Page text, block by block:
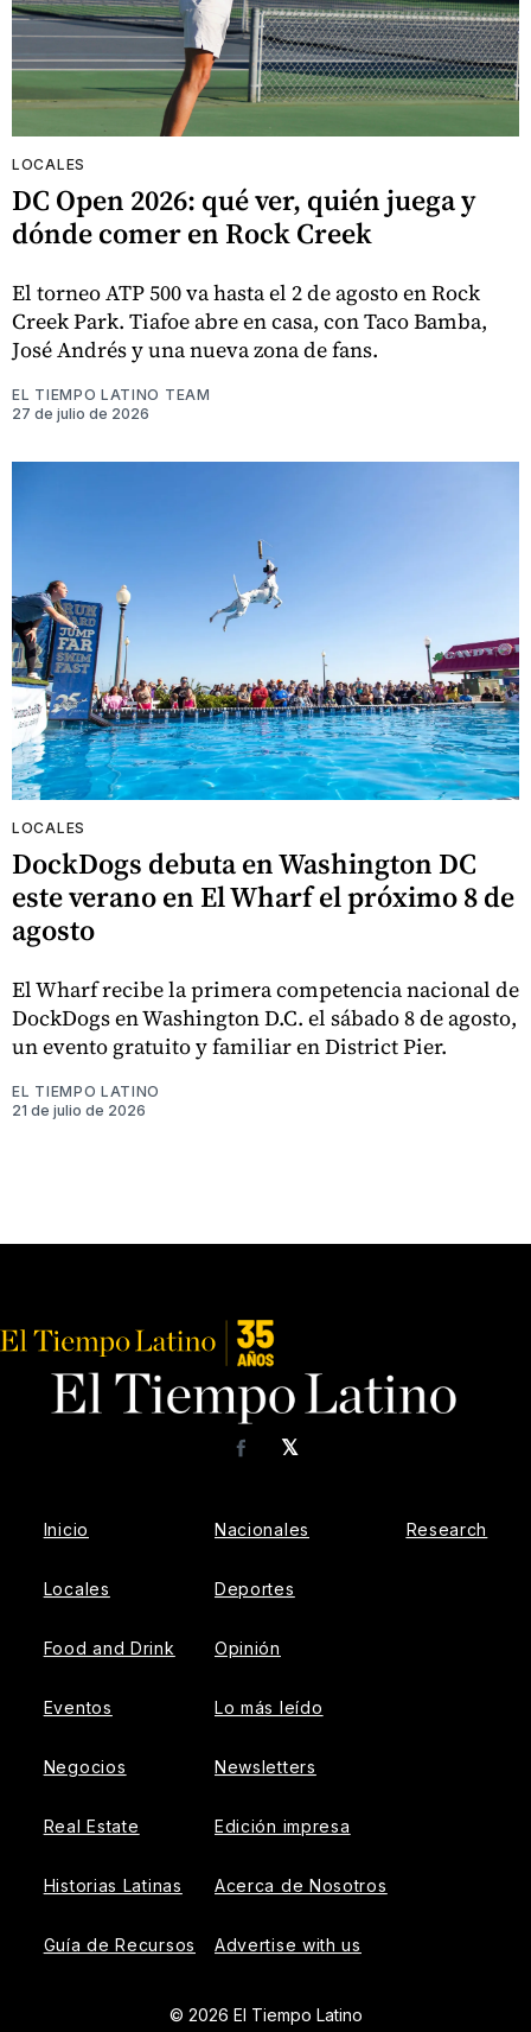
LOCALES
DC Open 2026: qué ver, quién juega y
dónde comer en Rock Creek
El torneo ATP 500 va hasta el 2 de agosto en Rock
Creek Park. Tiafoe abre en casa, con Taco Bamba,
José Andrés y una nueva zona de fans.
EL TIEMPO LATINO TEAM
27 de julio de 2026
LOCALES
DockDogs debuta en Washington DC
este verano en El Wharf el próximo 8 de
agosto
El Wharf recibe la primera competencia nacional de
DockDogs en Washington D.C. el sábado 8 de agosto,
un evento gratuito y familiar en District Pier.
EL TIEMPO LATINO
21 de julio de 2026
𝕏
Facebook
Inicio
Locales
Food and Drink
Eventos
Negocios
Real Estate
Historias Latinas
Guía de Recursos
Nacionales
Deportes
Opinión
Lo más leído
Newsletters
Edición impresa
Acerca de Nosotros
Advertise with us
Research
© 2026 El Tiempo Latino